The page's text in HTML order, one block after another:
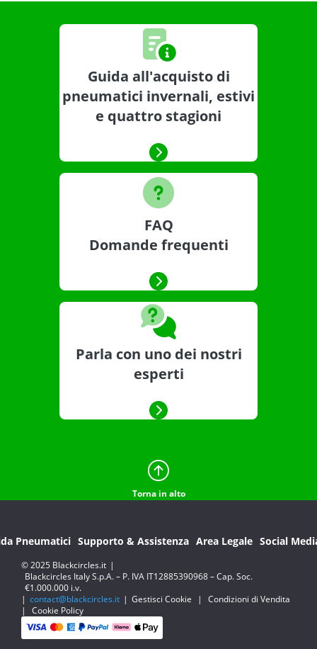
Guida all'acquisto di
pneumatici invernali, estivi
e quattro stagioni
FAQ
Domande frequenti
Parla con uno dei nostri
esperti
Torna in alto
Pneumatici Supporto & Assistenza Area Legale Social
© 2025 Blackcircles.it |
Blackcircles Italy S.p.A. – P. IVA IT12885390968 – Cap. Soc.
€1.000.000 i.v.
| contact@blackcircles.it | Gestisci Cookie |
Condizioni di Vendita
|
Cookie Policy